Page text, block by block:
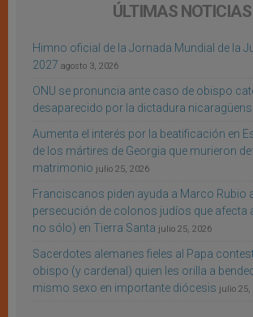
ÚLTIMAS NOTICIAS
Himno oficial de la Jornada Mundial de la
2027 agosto 3, 2026
ONU se pronuncia ante caso de obispo
desaparecido por la dictadura
Aumenta el interés por la beatificación en
de los mártires de Georgia que murieron
matrimonio julio 25, 2026
Franciscanos piden ayuda a Marco Rubio
persecución de colonos judíos que afecta
no sólo) en Tierra Santa julio 25, 2026
Sacerdotes alemanes fieles al Papa
obispo (y cardenal) quien les orilla a
mismo sexo en importante diócesis julio 25,